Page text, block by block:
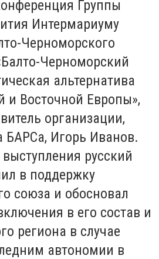
Группы
Интермариуму
Черноморского
Черноморский
альтернатива
и Восточной Европы»,
организации,
Игорь Иванов.
русский
в поддержку
союза и обосновал
в его состав и
региона в случае
автономии в